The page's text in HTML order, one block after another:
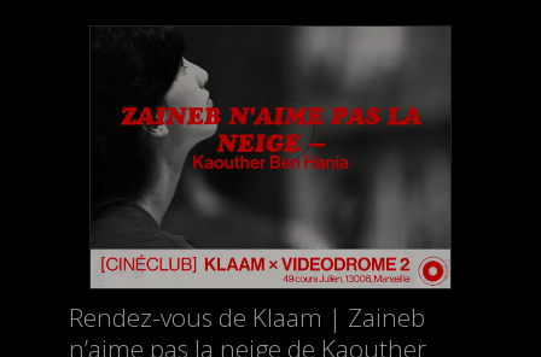
Rendez-vous de Klaam | Zaineb
n’aime pas la neige de Kaouther